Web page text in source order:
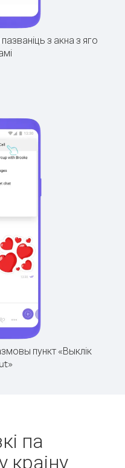
з акна з яго
пункт «Выклік
па
краіну